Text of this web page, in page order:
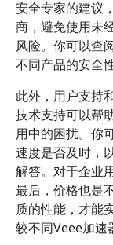
安全专家的建议
商，避免使用未
风险。你可以查
不同产品的安全
此外，用户支持
技术支持可以帮
用中的困扰。你
速度是否及时，
解答。对于企业
最后，价格也是
质的性能，才能
较不同Veee加速